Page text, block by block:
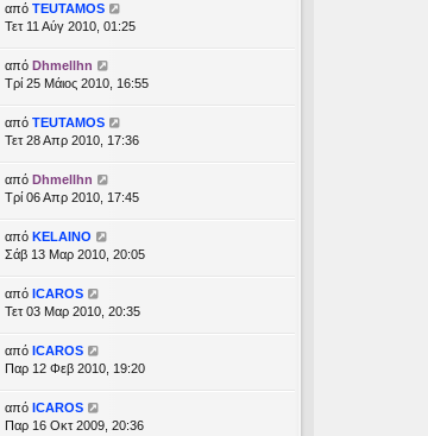
από TEUTAMOS
Τετ 11 Αύγ 2010, 01:25
από Dhmellhn
Τρί 25 Μάιος 2010, 16:55
από TEUTAMOS
Τετ 28 Απρ 2010, 17:36
από Dhmellhn
Τρί 06 Απρ 2010, 17:45
από KELAINO
Σάβ 13 Μαρ 2010, 20:05
από ICAROS
Τετ 03 Μαρ 2010, 20:35
από ICAROS
Παρ 12 Φεβ 2010, 19:20
από ICAROS
Παρ 16 Οκτ 2009, 20:36